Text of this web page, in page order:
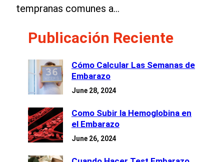
tempranas comunes a…
Publicación Reciente
Cómo Calcular Las Semanas de
Embarazo
June 28, 2024
Como Subir la Hemoglobina en
el Embarazo
June 26, 2024